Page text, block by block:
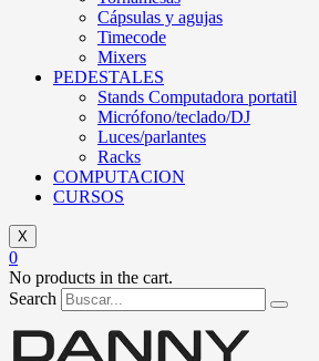
Cápsulas y agujas
Timecode
Mixers
PEDESTALES
Stands Computadora portatil
Micrófono/teclado/DJ
Luces/parlantes
Racks
COMPUTACION
CURSOS
X
0
No products in the cart.
Search